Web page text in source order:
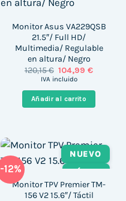
Monitor Asus VA229QSB
21.5″/ Full HD/
Multimedia/ Regulable
en altura/ Negro
120,15€ El
precio
era:
120,15 €.
104,99€El
es:
IVA incluido
Añadir al carrito
-12%
NUEVO
Monitor TPV Premier TM-
156 V2 15.6″/ Táctil